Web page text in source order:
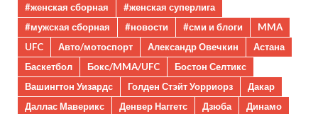
#женская сборная
#женская суперлига
#мужская сборная
#новости #сми и блоги
MMA
UFC
Авто/мотоспорт Александр Овечкин
Астана
Баскетбол
Бокс/MMA/UFC
Бостон Селтикс
Вашингтон Уизардс
Голден Стэйт Уорриорз
Дакар
Даллас Маверикс
Денвер Наггетс Дзюба
Динамо